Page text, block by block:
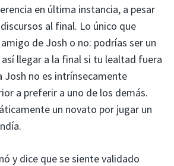
en última instancia, a pesar
al final. Lo único que
de Josh o no: podrías ser un
llegar a la final si tu lealtad fuera
Josh no es intrínsecamente
a preferir a uno de los demás.
un novato por jugar un
y dice que se siente validado